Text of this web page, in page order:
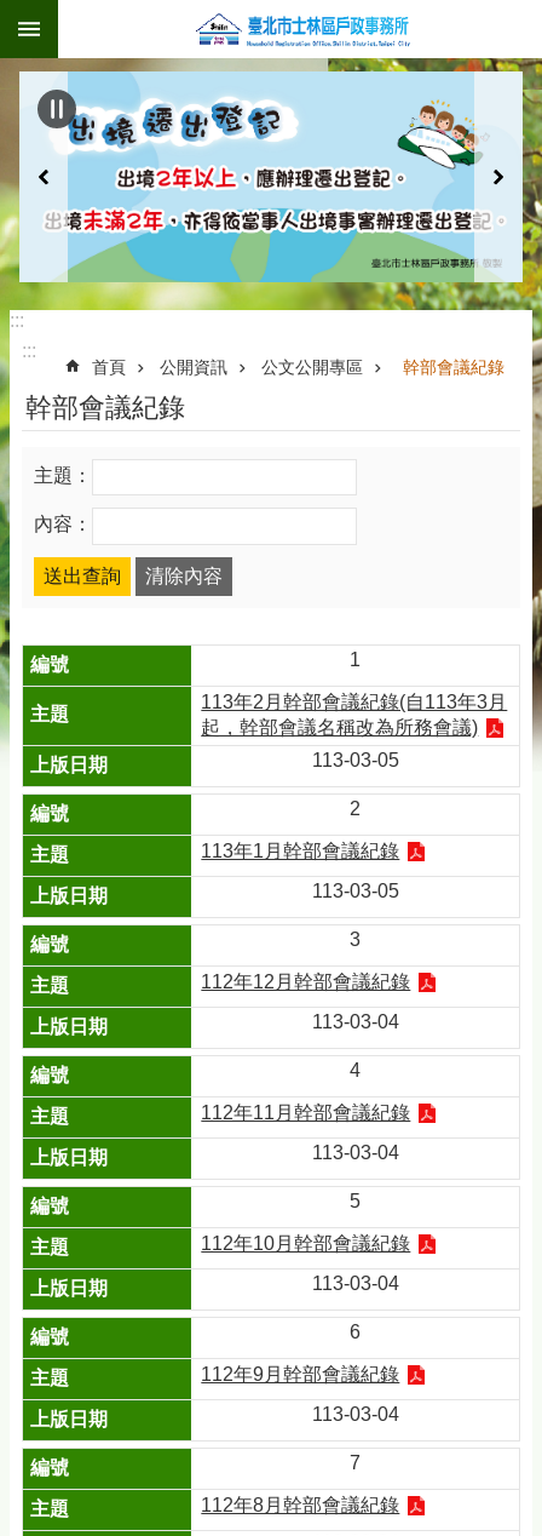
跳到主要內容區塊
:::
:::
首頁 公開資訊 公文公開專區 幹部會議紀錄
幹部會議紀錄
主題：
內容：
1
113年2月幹部會議紀錄(自113年3月
起，幹部會議名稱改為所務會議)
113-03-05
2
113年1月幹部會議紀錄
113-03-05
3
112年12月幹部會議紀錄
113-03-04
4
112年11月幹部會議紀錄
113-03-04
5
112年10月幹部會議紀錄
113-03-04
6
112年9月幹部會議紀錄
113-03-04
7
112年8月幹部會議紀錄